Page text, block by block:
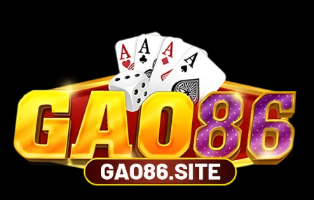
&
Cập
Nhật
Mới
Nhất